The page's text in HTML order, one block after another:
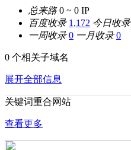
总来路 0 ~ 0 IP
百度收录 1,172 今日收录
一周收录 0 一月收录 0
0 个相关子域名
展开全部信息
关键词重合网站
查看更多